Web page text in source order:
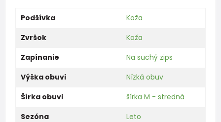
Podšívka
Koža
Zvršok
Koža
Zapínanie
Na suchý zips
Výška obuvi
Nízká obuv
Šírka obuvi
šírka M - stredná
Sezóna
Leto